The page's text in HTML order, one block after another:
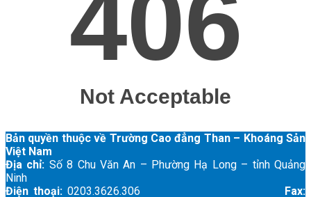
Bản quyền thuộc về Trường Cao đẳng Than – Khoáng Sản
Việt Nam
Địa chỉ: Số 8 Chu Văn An – Phường Hạ Long – tỉnh Quảng
Ninh
Điện thoại: 0203.3626.306 Fax: